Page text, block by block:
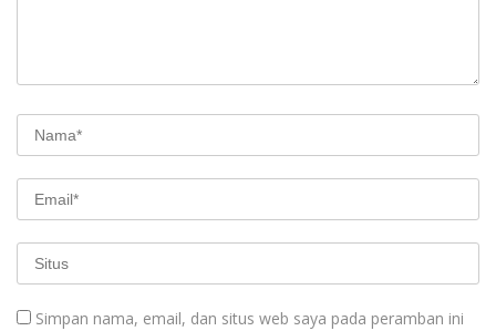
Simpan nama, email, dan situs web saya pada peramban ini